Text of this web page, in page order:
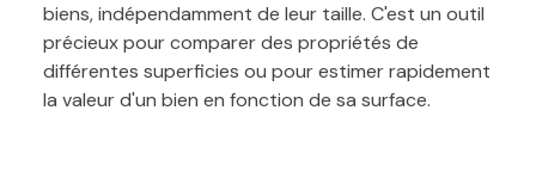
biens, indépendamment de leur taille. C'est un outil
précieux pour comparer des propriétés de
différentes superficies ou pour estimer rapidement
la valeur d'un bien en fonction de sa surface.